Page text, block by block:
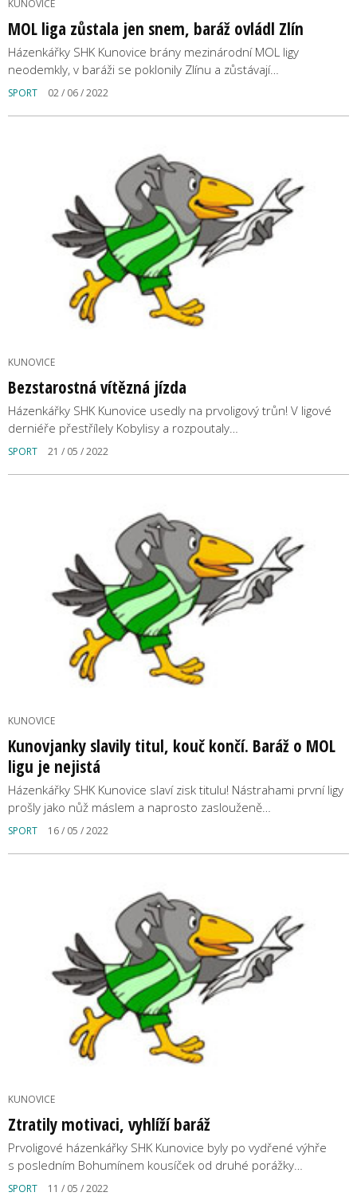
KUNOVICE
MOL liga zůstala jen snem, baráž ovládl Zlín
Házenkářky SHK Kunovice brány mezinárodní MOL ligy
neodemkly, v baráži se poklonily Zlínu a zůstávají…
SPORT 02 / 06 / 2022
KUNOVICE
Bezstarostná vítězná jízda
Házenkářky SHK Kunovice usedly na prvoligový trůn! V ligové
derniéře přestřílely Kobylisy a rozpoutaly…
SPORT 21 / 05 / 2022
KUNOVICE
Kunovjanky slavily titul, kouč končí. Baráž o MOL
ligu je nejistá
Házenkářky SHK Kunovice slaví zisk titulu! Nástrahami první ligy
prošly jako nůž máslem a naprosto zaslouženě…
SPORT 16 / 05 / 2022
KUNOVICE
Ztratily motivaci, vyhlíží baráž
Prvoligové házenkářky SHK Kunovice byly po vydřené výhře
s posledním Bohumínem kousíček od druhé porážky…
SPORT 11 / 05 / 2022